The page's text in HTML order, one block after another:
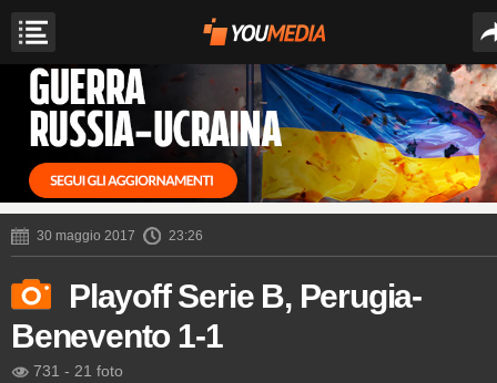
30 maggio 2017 23:26
Playoff Serie B, Perugia-
Benevento 1-1
731 - 21 foto